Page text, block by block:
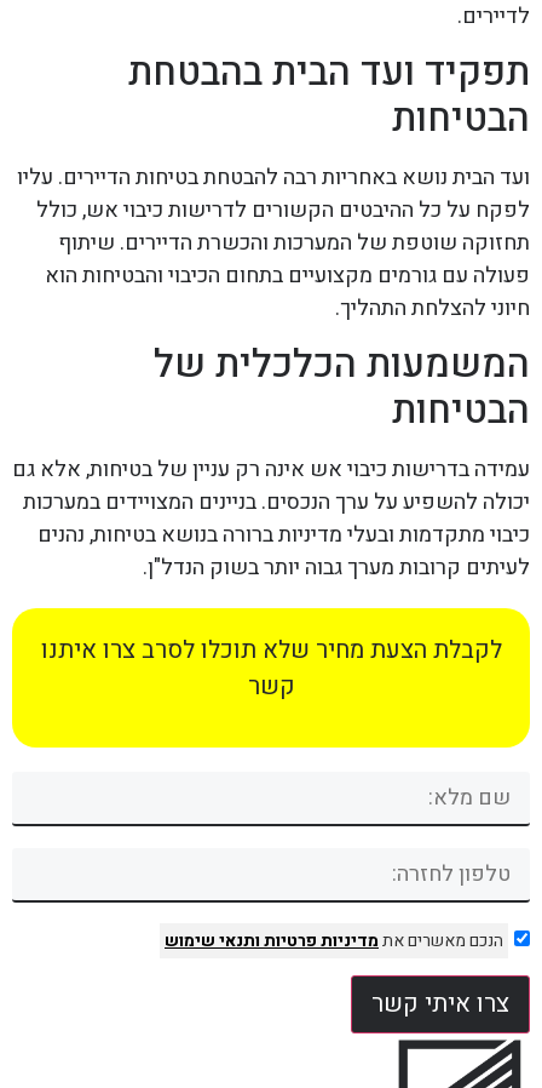
לדיירים.
תפקיד ועד הבית בהבטחת
הבטיחות
ועד הבית נושא באחריות רבה להבטחת בטיחות הדיירים. עליו
לפקח על כל ההיבטים הקשורים לדרישות כיבוי אש, כולל
תחזוקה שוטפת של המערכות והכשרת הדיירים. שיתוף
פעולה עם גורמים מקצועיים בתחום הכיבוי והבטיחות הוא
חיוני להצלחת התהליך.
המשמעות הכלכלית של
הבטיחות
עמידה בדרישות כיבוי אש אינה רק עניין של בטיחות, אלא גם
יכולה להשפיע על ערך הנכסים. בניינים המצויידים במערכות
כיבוי מתקדמות ובעלי מדיניות ברורה בנושא בטיחות, נהנים
לעיתים קרובות מערך גבוה יותר בשוק הנדל"ן.
לקבלת הצעת מחיר שלא תוכלו לסרב צרו איתנו
קשר
הנכם מאשרים אתמדיניות פרטיותותנאי שימוש
צרו איתי קשר